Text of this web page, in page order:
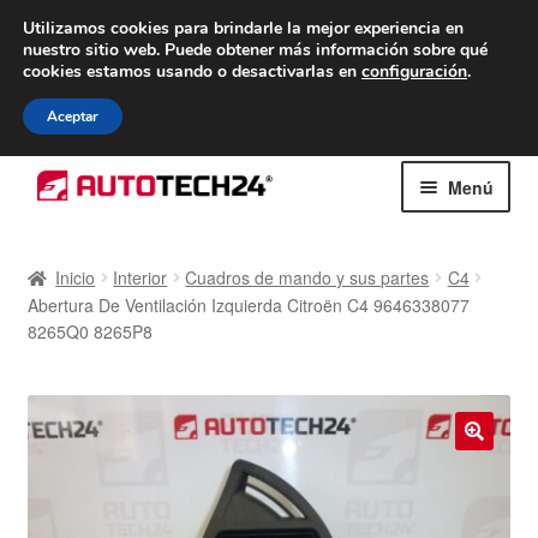
ENTREGA desde 7 EUR
De lunes a viernes de 9 a. m. a 4 p. m.
navegación
al
Menú
Caja registradora
Contacto
Envío al mundo entero
Inicio Interior Cuadros de mando y sus partes
C4
Abertura De Ventilación Izquierda Citroën C4 9646338077
8265Q0 8265P8
Utilizamos cookies para brindarle la mejor experiencia en
nuestro sitio web. Puede obtener más información sobre qué
cookies estamos usando o desactivarlas en configuración.
Aceptar